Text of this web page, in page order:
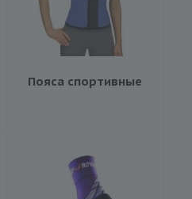
Пояса спортивные